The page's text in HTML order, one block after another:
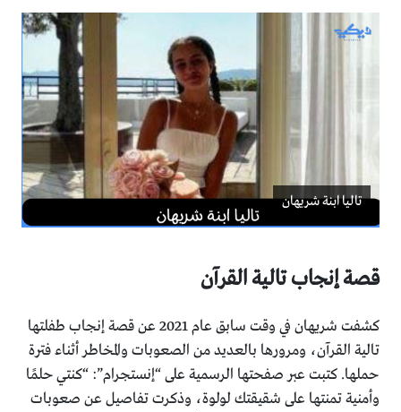
تاليا ابنة شريهان
قصة إنجاب تالية القرآن
كشفت شريهان في وقت سابق عام 2021 عن قصة إنجاب طفلتها
تالية القرآن، ومرورها بالعديد من الصعوبات والمخاطر أثناء فترة
حملها. كتبت عبر صفحتها الرسمية على “إنستجرام”: “كنتي حلمًا
وأمنية تمنتها على شقيقتك لولوة، وذكرت تفاصيل عن صعوبات